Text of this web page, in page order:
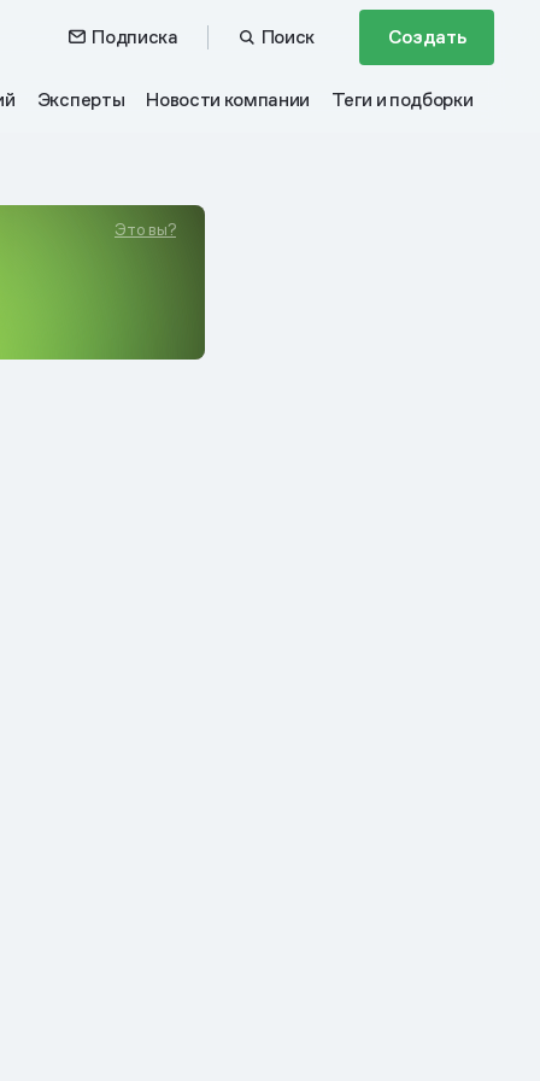
Подписка Поиск Создать
Эксперты Новости компании Теги и подборки
Это вы?